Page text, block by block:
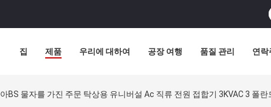
집 제품 우리에 대하여 공장 여행 품질 관리 연락
아BS 물자를 가진 주문 탁상용 유니버설 Ac 직류 전원 접합기 3KVAC 3 폴란